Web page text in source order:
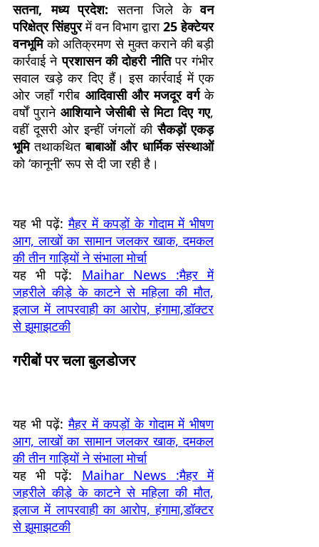
सतना, मध्य प्रदेश: सतना जिले केवन
परिक्षेत्र सिंहपुरमें वन विभाग द्वारा25 हेक्टेयर
वनभूमिको अतिक्रमण से मुक्त कराने की बड़ी
कार्रवाई नेप्रशासन की दोहरी नीतिपर गंभीर
सवाल खड़े कर दिए हैं। इस कार्रवाई में एक
ओर जहाँ गरीब आदिवासी और मजदूर वर्गके
वर्षों पुरानेआशियाने जेसीबी से मिटा दिए गए,
वहीं दूसरी ओर इन्हीं जंगलों कीसैकड़ों एकड़
भूमितथाकथितबाबाओं और धार्मिक संस्थाओं
को ‘कानूनी’ रूप से दी जा रही है।
यह भी पढ़ें: मैहर में कपड़ों के गोदाम में भीषण
आग, लाखों का सामान जलकर खाक, दमकल
की तीन गाड़ियों ने संभाला मोर्चा
यह भी पढ़ें:
Maihar News :मैहर में
जहरीले कीड़े के काटने से महिला की मौत,
इलाज में लापरवाही का आरोप, हंगामा,डॉक्टर
से झूमाझटकी
गरीबों पर चला बुलडोजर
यह भी पढ़ें: मैहर में कपड़ों के गोदाम में भीषण
आग, लाखों का सामान जलकर खाक, दमकल
की तीन गाड़ियों ने संभाला मोर्चा
यह भी पढ़ें:
Maihar News :मैहर में
जहरीले कीड़े के काटने से महिला की मौत,
इलाज में लापरवाही का आरोप, हंगामा,डॉक्टर
से झूमाझटकी